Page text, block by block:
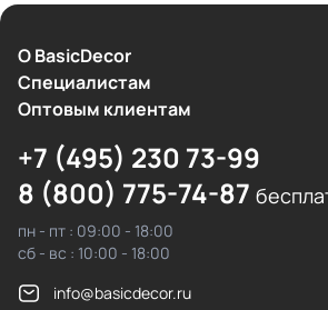
О BasicDecor
Cпециалистам
Оптовым клиентам
+7 (495) 230 73-99
8 (800) 775-74-87
пн - пт : 09:00 - 18:00
сб - вс : 10:00 - 18:00
info@basicdecor.ru